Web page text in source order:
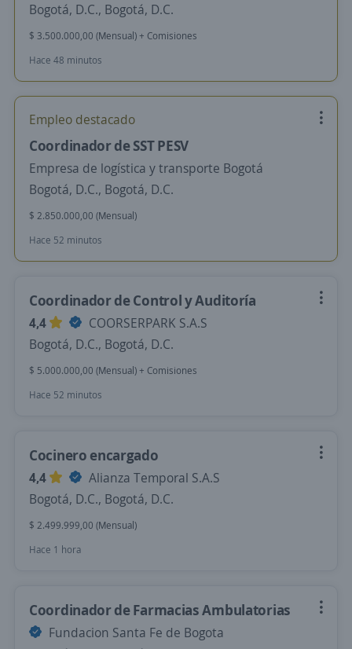
Bogotá, D.C., Bogotá, D.C.
$ 3.500.000,00 (Mensual) + Comisiones
Hace 48 minutos
Empleo destacado
Coordinador de SST PESV
Empresa de logística y transporte Bogotá
Bogotá, D.C., Bogotá, D.C.
$ 2.850.000,00 (Mensual)
Hace 52 minutos
Coordinador de Control y Auditoría
4,4
COORSERPARK S.A.S
Bogotá, D.C., Bogotá, D.C.
$ 5.000.000,00 (Mensual) + Comisiones
Hace 52 minutos
Cocinero encargado
4,4
Alianza Temporal S.A.S
Bogotá, D.C., Bogotá, D.C.
$ 2.499.999,00 (Mensual)
Hace 1 hora
Coordinador de Farmacias Ambulatorias
Fundacion Santa Fe de Bogota